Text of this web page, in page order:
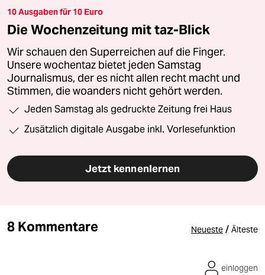
10 Ausgaben für 10 Euro
Die Wochenzeitung mit taz-Blick
Wir schauen den Superreichen auf die Finger.
Unsere wochentaz bietet jeden Samstag
Journalismus, der es nicht allen recht macht und
Stimmen, die woanders nicht gehört werden.
Jeden Samstag als gedruckte Zeitung frei Haus
Zusätzlich digitale Ausgabe inkl. Vorlesefunktion
Jetzt kennenlernen
8 Kommentare Neueste / Älteste
einloggen